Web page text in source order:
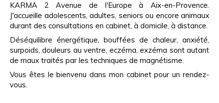
KARMA 2 Avenue de l'Europe à Aix-en-Provence.
J'accueille adolescents, adultes, seniors ou encore animaux
durant des consultations en cabinet, à domicile, à distance.
Déséquilibre énergétique, bouffées de chaleur, anxiété,
surpoids, douleurs au ventre, eczéma, exzéma sont autant
de maux traités par les techniques de magnétisme.
Vous êtes le bienvenu dans mon cabinet pour un rendez-
vous.